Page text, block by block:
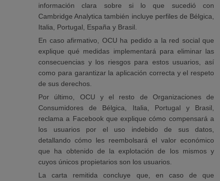
información clara sobre si lo que sucedió con
Cambridge Analytica también incluye perfiles de Bélgica,
Italia, Portugal, España y Brasil.
En caso afirmativo, OCU ha pedido a la red social que
explique qué medidas implementará para eliminar las
consecuencias y los riesgos para estos usuarios, así
como para garantizar la aplicación correcta y el respeto
de sus derechos.
Por último, OCU y el resto de Organizaciones de
Consumidores de Bélgica, Italia, Portugal y Brasil,
reclama a Facebook que explique cómo compensará a
los usuarios por el uso indebido de sus datos,
detallando cómo les reembolsará el valor económico
que ha obtenido de la explotación de los mismos y
cuyos únicos propietarios son los usuarios.
La carta remitida concluye que, en caso de que